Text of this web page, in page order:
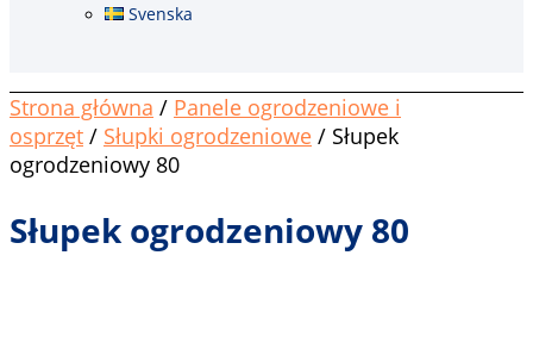
Svenska
Strona główna / Panele ogrodzeniowe i
osprzęt / Słupki ogrodzeniowe / Słupek
ogrodzeniowy 80
Słupek ogrodzeniowy 80